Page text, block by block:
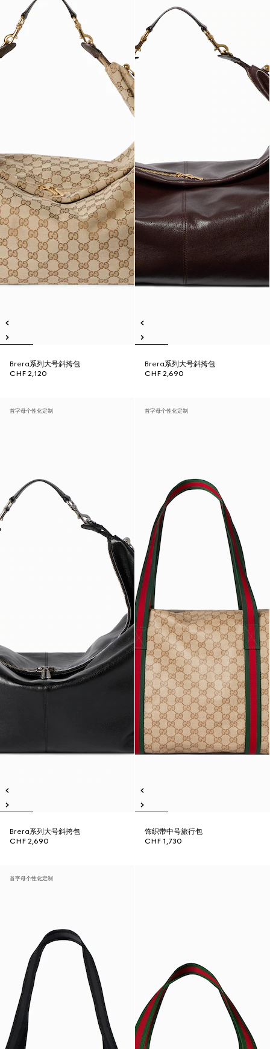
Brera系列大号斜挎包
CHF 2,120
Brera系列大号斜挎包
CHF 2,690
首字母个性化定制
Brera系列大号斜挎包
CHF 2,690
首字母个性化定制
饰织带中号旅行包
CHF 1,730
首字母个性化定制